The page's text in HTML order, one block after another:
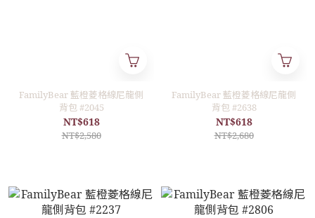
FamilyBear 藍橙菱格線尼龍側
背包 #2045
NT$618
NT$2,580
FamilyBear 藍橙菱格線尼龍側
背包 #2638
NT$618
NT$2,680